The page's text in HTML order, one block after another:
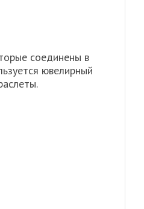
соединены в
ювелирный